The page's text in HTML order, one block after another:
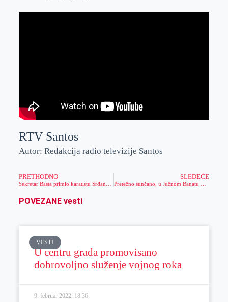
RTV Santos
Autor: Redakcija radio televizije Santos
PRETHODNO SLEDEĆE
POVEZANE vesti
VESTI
U centru grada promovisano
dobrovoljno služenje vojnog roka
9. februar 2022. 18:36